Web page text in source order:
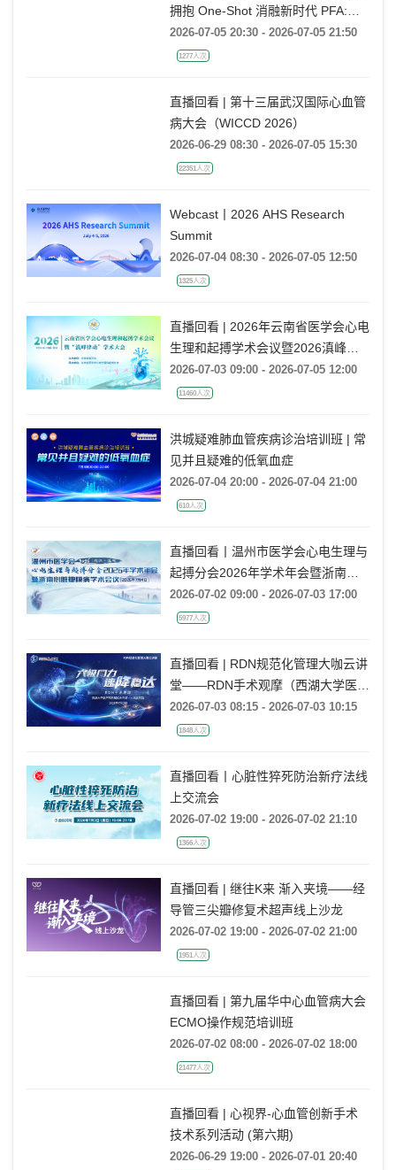
聚焦 PFA：从国际研究到中国实践，
拥抱 One-Shot 消融新时代 PFA:
From Global Research to China
Ablation Era ——电生理国际前沿专
题会
2026-07-05 20:30 - 2026-07-05 21:50
直播回看 | 第十三届武汉国际心血管
病大会（WICCD 2026）
2026-06-29 08:30 - 2026-07-05 15:30
Webcast丨2026 AHS Research
Summit
2026-07-04 08:30 - 2026-07-05 12:50
直播回看 | 2026年云南省医学会心电
生理和起搏学术会议暨2026滇峰律
动学术大会
2026-07-03 09:00 - 2026-07-05 12:00
洪城疑难肺血管疾病诊治培训班 | 常
见并且疑难的低氧血症
2026-07-04 20:00 - 2026-07-04 21:00
直播回看丨温州市医学会心电生理与
起搏分会2026年学术年会暨浙南心
脏瓣膜病学术会议
2026-07-02 09:00 - 2026-07-03 17:00
直播回看 | RDN规范化管理大咖云讲
堂——RDN手术观摩（西湖大学医学
院附属杭州市第一人民医院站）
2026-07-03 08:15 - 2026-07-03 10:15
直播回看丨心脏性猝死防治新疗法线
上交流会
2026-07-02 19:00 - 2026-07-02 21:10
直播回看 | 继往K来 渐入夹境——经
导管三尖瓣修复术超声线上沙龙
2026-07-02 19:00 - 2026-07-02 21:00
直播回看 | 第九届华中心血管病大会
ECMO操作规范培训班
2026-07-02 08:00 - 2026-07-02 18:00
直播回看 | 心视界-心血管创新手术
技术系列活动 (第六期)